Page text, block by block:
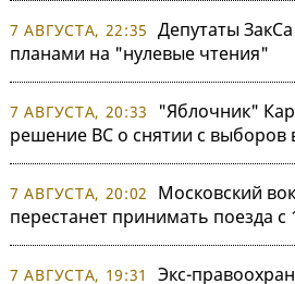
7 АВГУСТА, 22:35 Депутаты
планами на "нулевые чтения"
7 АВГУСТА, 20:33
"Яблочник"
решение ВС о снятии с выборов
7 АВГУСТА, 20:02
Московский
перестанет принимать поезда с
7 АВГУСТА, 19:31
Экс-